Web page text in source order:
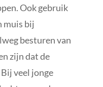
Ook gebruik
muis bij
besturen van
zijn dat de
veel jonge